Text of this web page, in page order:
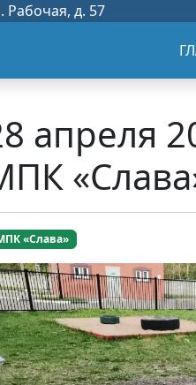
Рабочая, д. 57
апреля
«Слава»